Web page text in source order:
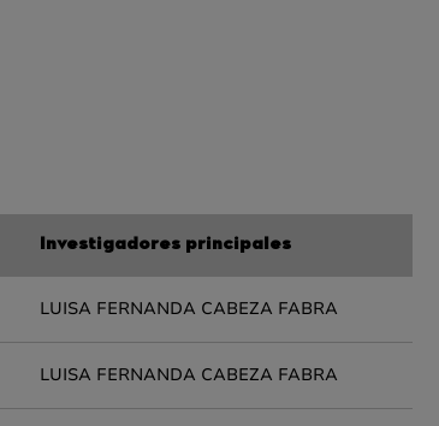
Investigadores principales
LUISA FERNANDA CABEZA FABRA
LUISA FERNANDA CABEZA FABRA